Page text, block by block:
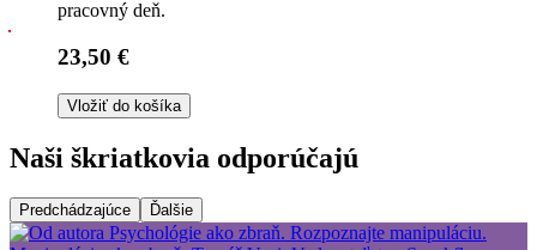
pracovný deň.
23,50 €
Vložiť do košíka
Naši škriatkovia odporúčajú
Predchádzajúce Ďalšie